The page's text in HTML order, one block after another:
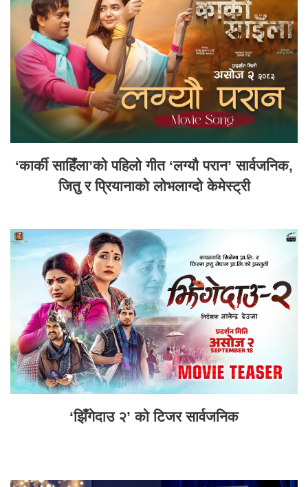
‘कार्की साहिँला’को पहिलो गीत ‘लग्यौ परान’ सार्वजनिक,
जितु र प्रियानाको लोभलाग्दो केमेस्ट्री
‘झिँगेदाउ २’ को टिजर सार्वजनिक